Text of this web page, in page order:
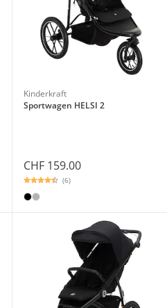
Kinderkraft
Sportwagen HELSI 2
CHF 159.00
(6)